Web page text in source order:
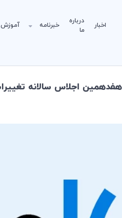
اخبار
درباره
ما
خبرنامه آموزش